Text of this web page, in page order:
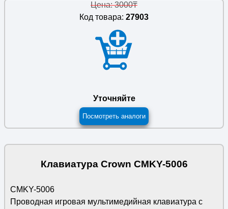
Цена: 3000₸
Код товара: 27903
Уточняйте
Посмотреть аналоги
Клавиатура Crown CMKY-5006
CMKY-5006
Проводная игровая мультимедийная клавиатура с